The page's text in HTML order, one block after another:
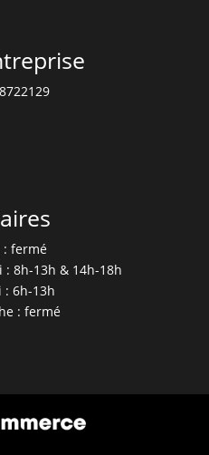
: fermé
8h-13h & 14h-18h
: 6h-13h
: fermé